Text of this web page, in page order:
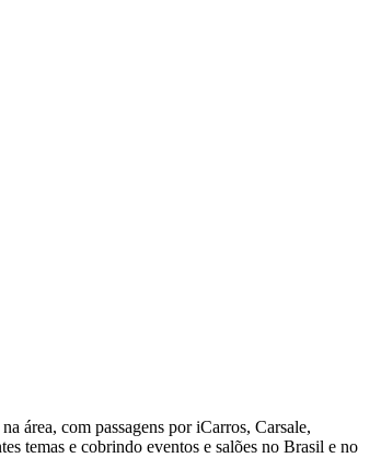
área, com passagens por iCarros, Carsale,
temas e cobrindo eventos e salões no Brasil e no